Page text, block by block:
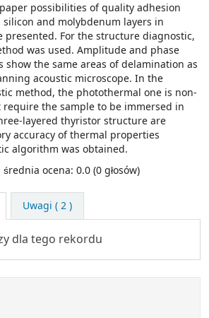
possibilities of quality adhesion
silicon and molybdenum layers in
presented. For the structure diagnostic,
was used. Amplitude and phase
show the same areas of delamination as
acoustic microscope. In the
method, the photothermal one is non-
the sample to be immersed in
layered thyristor structure are
accuracy of thermal properties
algorithm was obtained.
średnia ocena: 0.0 (0 głosów)
Uwagi ( 2 )
dla tego rekordu